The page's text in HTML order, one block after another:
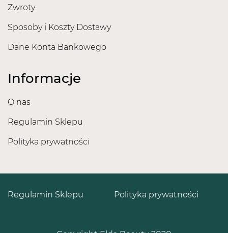
Zwroty
Sposoby i Koszty Dostawy
Dane Konta Bankowego
Informacje
O nas
Regulamin Sklepu
Polityka prywatności
Polityka prywatności
Regulamin Sklepu